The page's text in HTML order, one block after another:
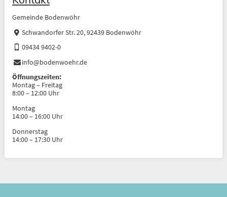
Gemeinde Bodenwöhr
Schwandorfer Str. 20, 92439 Bodenwöhr
09434 9402-0
info@bodenwoehr.de
Öffnungszeiten:
Montag – Freitag
8:00 – 12:00 Uhr
Montag
14:00 – 16:00 Uhr
Donnerstag
14:00 – 17:30 Uhr